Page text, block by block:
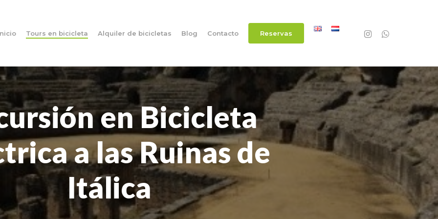
Tours en bicicleta Alquiler de bicicletas Blog Contacto Reservas instagramwhatsapp
enBicicleta
alasRuinasde
Itálica